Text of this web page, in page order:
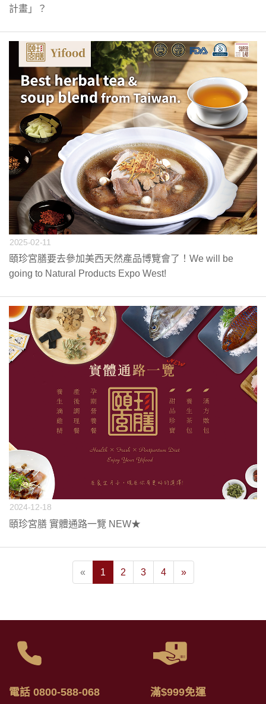
計畫」？
2025-02-11
頤珍宮膳要去參加美西天然產品博覽會了！We will be
going to Natural Products Expo West!
2024-12-18
頤珍宮膳 實體通路一覽 NEW★
« 1 2 3 4 »
電話 0800-588-068 滿$999免運